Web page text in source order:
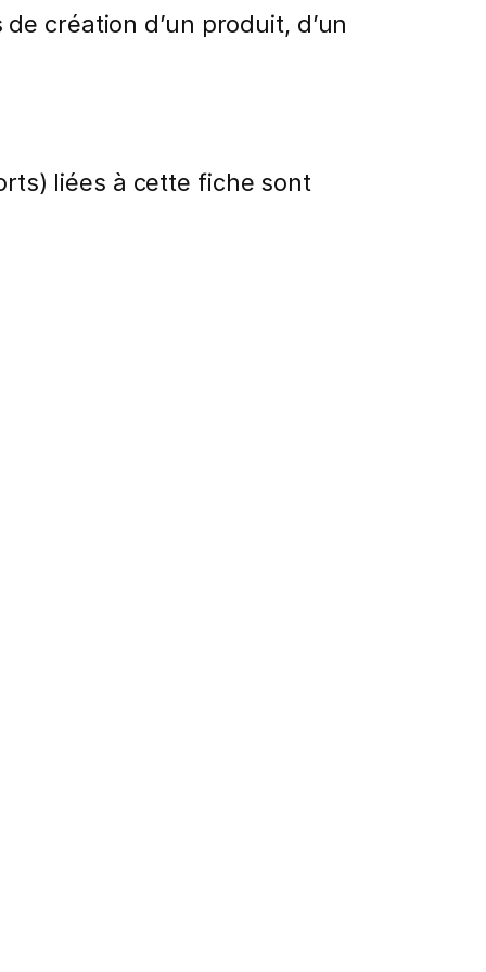
création d’un produit, d’un
liées à cette fiche sont